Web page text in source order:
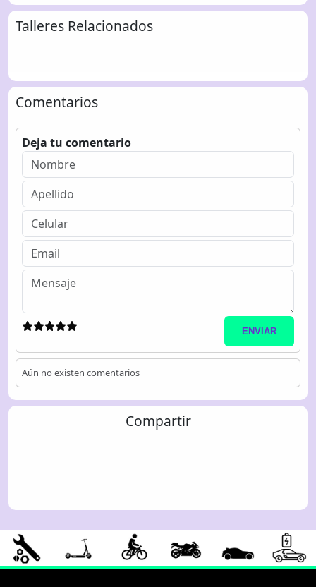
Talleres Relacionados
Comentarios
Deja tu comentario
ENVIAR
Aún no existen comentarios
Compartir